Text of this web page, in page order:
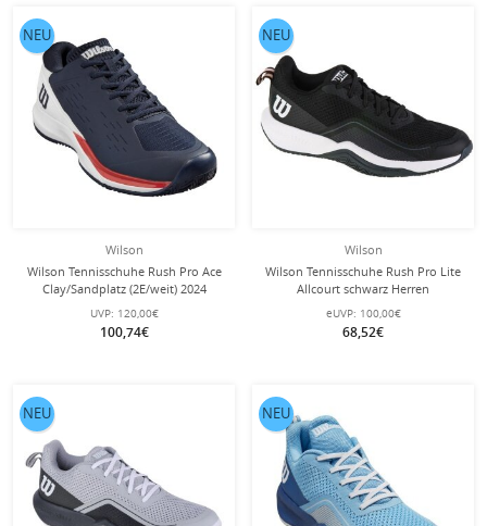
Wilson
Wilson Tennisschuhe Rush Pro Ace
Clay/Sandplatz (2E/weit) 2024
navyblau/weiss Herren
UVP: 120,00€
100,74€
NEU
Wilson
Wilson Tennisschuhe Rush Pro Lite
Allcourt schwarz Herren
eUVP: 100,00€
68,52€
NEU
NEU NEU